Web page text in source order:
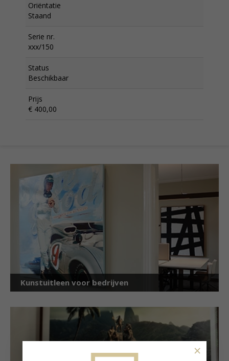
Oriëntatie
Staand
Serie nr.
xxx/150
Status
Beschikbaar
Prijs
€ 400,00
Kunstuitleen voor bedrijven
×